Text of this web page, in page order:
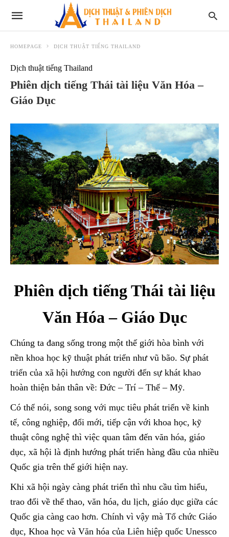
HOMEPAGE DỊCH THUẬT TIẾNG THAILAND
Dịch thuật tiếng Thailand
Phiên dịch tiếng Thái tài liệu Văn Hóa –
Giáo Dục
Phiên dịch tiếng Thái tài liệu
Văn Hóa – Giáo Dục
Chúng ta đang sống trong một thế giới hòa bình với
nền khoa học kỹ thuật phát triển như vũ bão. Sự phát
triển của xã hội hướng con người đến sự khát khao
hoàn thiện bản thân về: Đức – Trí – Thể – Mỹ.
Có thể nói, song song với mục tiêu phát triển về kinh
tế, công nghiệp, đổi mới, tiếp cận với khoa học, kỹ
thuật công nghệ thì việc quan tâm đến văn hóa, giáo
dục, xã hội là định hướng phát triển hàng đầu của nhiều
Quốc gia trên thế giới hiện nay.
Khi xã hội ngày càng phát triển thì nhu cầu tìm hiểu,
trao đổi về thể thao, văn hóa, du lịch, giáo dục giữa các
Quốc gia càng cao hơn. Chính vì vậy mà Tổ chức Giáo
dục, Khoa học và Văn hóa của Liên hiệp quốc Unessco